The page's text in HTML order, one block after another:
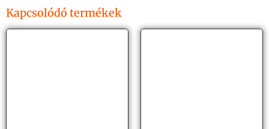
Kapcsolódó termékek